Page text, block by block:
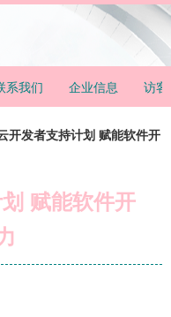
系我们 企业信息 访客
开发者支持计划 赋能软件开
赋能软件开